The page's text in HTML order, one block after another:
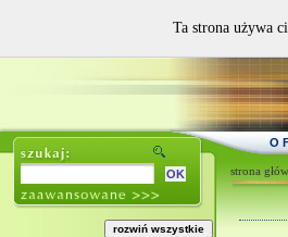
O
strona
Ta strona używa